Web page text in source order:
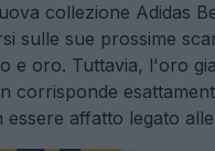
collezione Adidas
sulle sue prossime
e oro. Tuttavia, l'oro
corrisponde
essere affatto legato